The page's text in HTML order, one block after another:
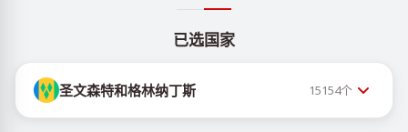
已选国家
圣文森特和格林纳丁斯 15154个